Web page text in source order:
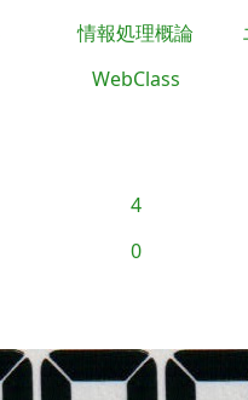
情報処理概論
WebClass
4
0